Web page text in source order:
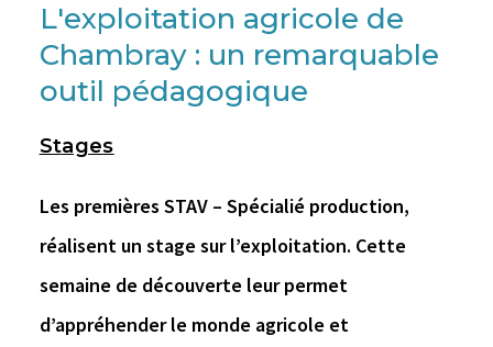
L'exploitation agricole de
Chambray : un remarquable
outil pédagogique
Stages
Les premières STAV – Spécialié production,
réalisent un stage sur l’exploitation. Cette
semaine de découverte leur permet
d’appréhender le monde agricole et